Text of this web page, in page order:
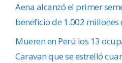
Aena alcanzó el primer
beneficio de 1.002 millones
Mueren en Perú los 13
Caravan que se estrelló